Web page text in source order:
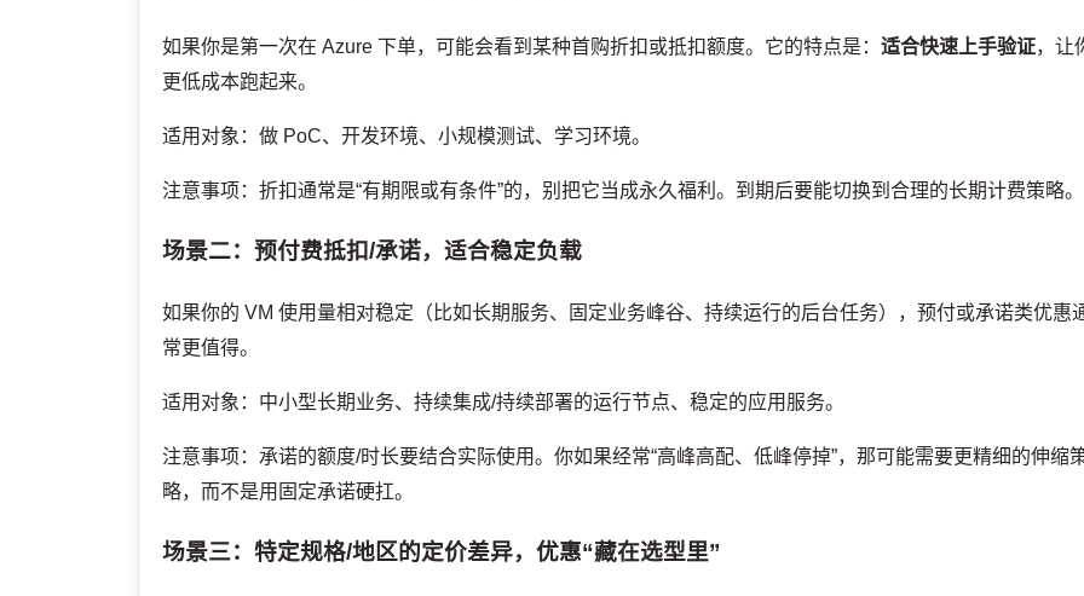
如果你是第一次在 Azure 下单，可能会看到某种首购折扣或抵扣额度。它的特点是：适合快速上手验证，让
更低成本跑起来。
适用对象：做 PoC、开发环境、小规模测试、学习环境。
注意事项：折扣通常是“有期限或有条件”的，别把它当成永久福利。到期后要能切换到合理的长期计费策略。
场景二：预付费抵扣/承诺，适合稳定负载
如果你的 VM 使用量相对稳定（比如长期服务、固定业务峰谷、持续运行的后台任务），预付或承诺类优惠
常更值得。
适用对象：中小型长期业务、持续集成/持续部署的运行节点、稳定的应用服务。
注意事项：承诺的额度/时长要结合实际使用。你如果经常“高峰高配、低峰停掉”，那可能需要更精细的伸缩
略，而不是用固定承诺硬扛。
场景三：特定规格/地区的定价差异，优惠“藏在选型里”